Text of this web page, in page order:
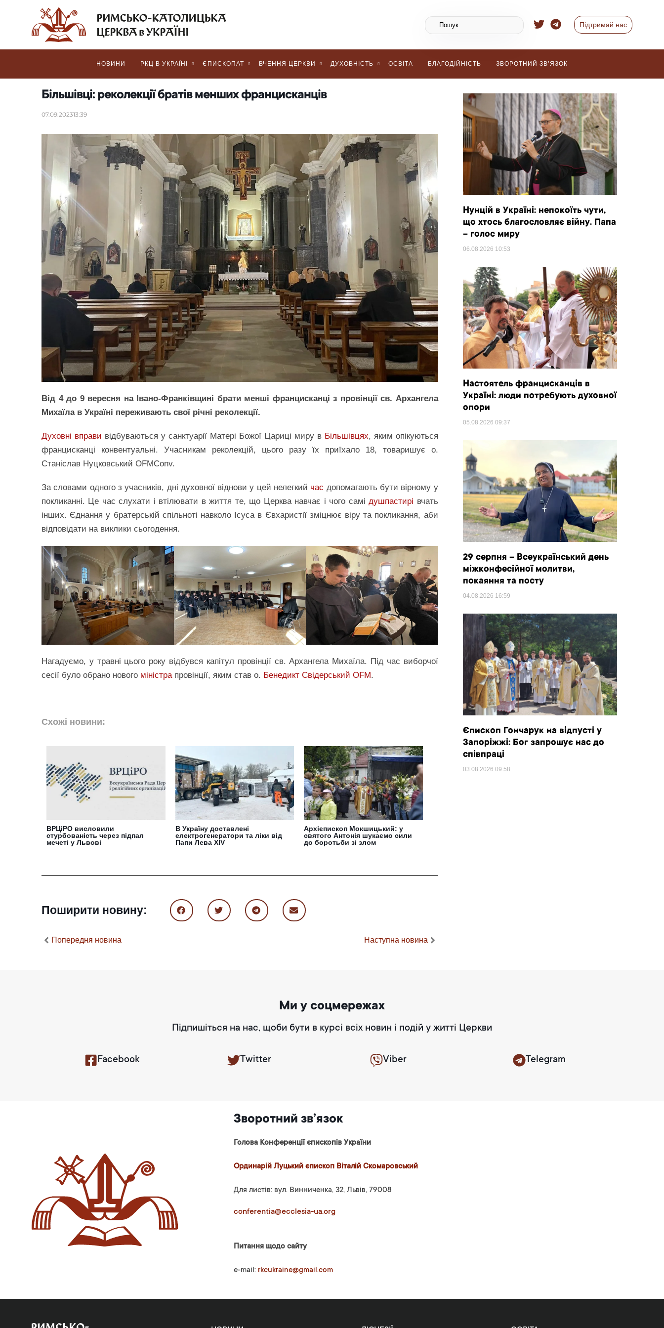
Підтримай нас
НОВИНИ РКЦ В УКРАЇНІ ЄПИСКОПАТ ВЧЕННЯ ЦЕРКВИ ДУХОВНІСТЬ ОСВІТА БЛАГОДІЙНІСТЬ ЗВОРОТНИЙ ЗВ’ЯЗОК
Більшівці: реколекції братів менших францисканців
07.09.202313:39
Від 4 до 9 вересня на Івано-Франківщині брати менші францисканці з провінції св. Архангела
Михаїла в Україні переживають свої річні реколекції.
Духовні вправи відбуваються у санктуарії Матері Божої Цариці миру в Більшівцях, яким опікуються
францисканці конвентуальні. Учасникам реколекцій, цього разу їх приїхало 18, товаришує о.
Станіслав Нуцковський OFMConv.
За словами одного з учасників, дні духовної віднови у цей нелегкий час допомагають бути вірному у
покликанні. Це час слухати і втілювати в життя те, що Церква навчає і чого самі душпастирі вчать
інших. Єднання у братерській спільноті навколо Ісуса в Євхаристії зміцнює віру та покликання, аби
відповідати на виклики сьогодення.
Нагадуємо, у травні цього року відбувся капітул провінції св. Архангела Михаїла. Під час виборчої
сесії було обрано нового міністрапровінції, яким став о. Бенедикт Свідерський OFM.
Схожі новини:
ВРЦіРО висловили
стурбованість через підпал
мечеті у Львові
В Україну доставлені
електрогенератори та ліки від
Папи Лева XIV
Архієпископ Мокшицький: у
святого Антонія шукаємо сили
до боротьби зі злом
Поширити новину:
Попередня новина Наступна новина
Нунцій в Україні: непокоїть чути,
що хтось благословляє війну. Папа
– голос миру
06.08.2026 10:53
Настоятель францисканців в
Україні: люди потребують духовної
опори
05.08.2026 09:37
29 серпня – Всеукраїнський день
міжконфесійної молитви,
покаяння та посту
04.08.2026 16:59
Єпископ Гончарук на відпусті у
Запоріжжі: Бог запрошує нас до
співпраці
03.08.2026 09:58
Ми у соцмережах
Підпишіться на нас, щоби бути в курсі всіх новин і подій у житті Церкви
Facebook Twitter Viber Telegram
Зворотний зв’язок
Голова Конференції єпископів України
Ординарій Луцький єпископ Віталій Скомаровський
Для листів: вул. Винниченка, 32, Львів, 79008
conferentia@ecclesia-ua.org
Питання щодо сайту
e-mail: rkcukraine@gmail.com